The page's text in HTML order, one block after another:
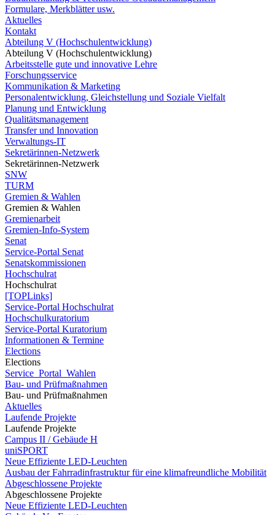
Formulare, Merkblätter usw.
Aktuelles
Kontakt
Abteilung V (Hochschulentwicklung)
Abteilung V (Hochschulentwicklung)
Arbeitsstelle gute und innovative Lehre
Forschungsservice
Kommunikation & Marketing
Personalentwicklung, Gleichstellung und Soziale Vielfalt
Planung und Entwicklung
Qualitätsmanagement
Transfer und Innovation
Verwaltungs-IT
Sekretärinnen-Netzwerk
Sekretärinnen-Netzwerk
SNW
TURM
Gremien & Wahlen
Gremien & Wahlen
Gremienarbeit
Gremien-Info-System
Senat
Service-Portal Senat
Senatskommissionen
Hochschulrat
Hochschulrat
[TOPLinks]
Service-Portal Hochschulrat
Hochschulkuratorium
Service-Portal Kuratorium
Informationen & Termine
Elections
Elections
Service_Portal_Wahlen
Bau- und Prüfmaßnahmen
Bau- und Prüfmaßnahmen
Aktuelles
Laufende Projekte
Laufende Projekte
Campus II / Gebäude H
uniSPORT
Neue Effiziente LED-Leuchten
Ausbau der Fahrradinfrastruktur für eine klimafreundliche Mobilität
Abgeschlossene Projekte
Abgeschlossene Projekte
Neue Effiziente LED-Leuchten